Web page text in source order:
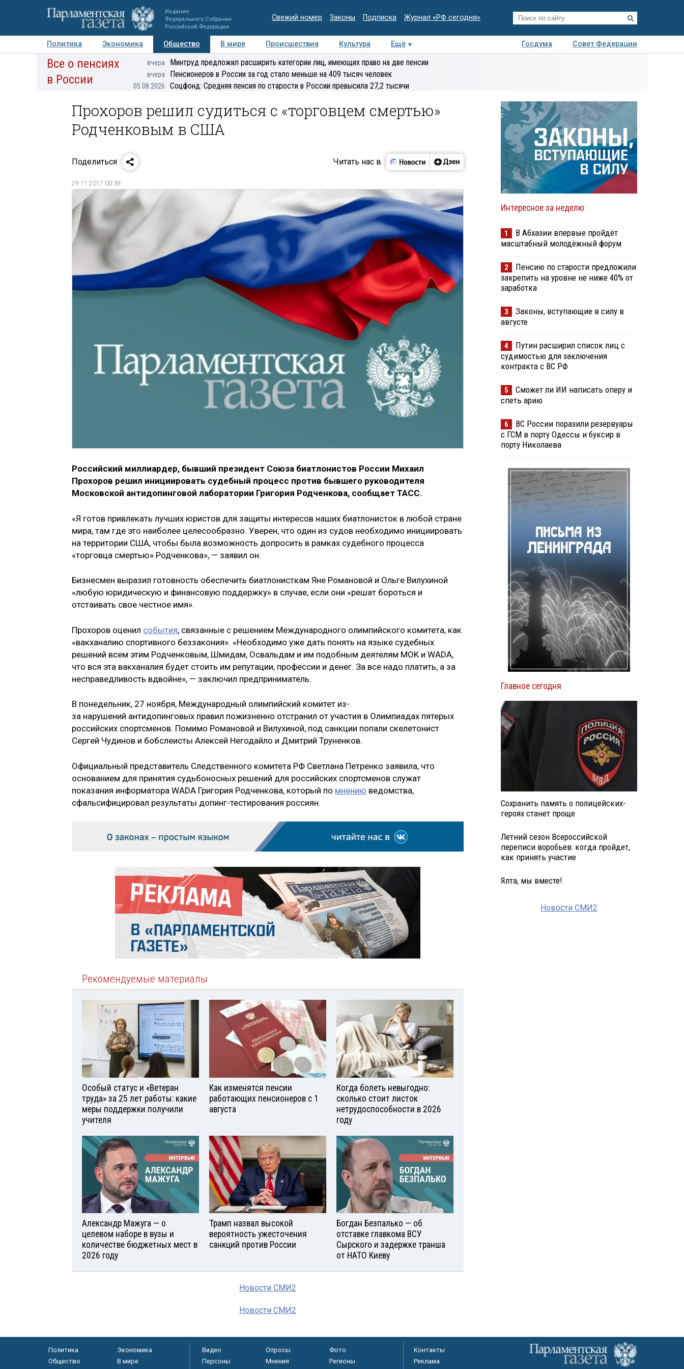
Издание
Федерального Собрания
Российской Федерации
Свежий номер Законы Подписка Журнал «РФ сегодня»
Политика Экономика Общество В мире Происшествия Культура Ещё Госдума
Совет Федерации
Авторы Персоны Мнения Регионы Медиацентр Интервью Колумнисты
Деловая
Все о пенсиях
в России
вчера Минтруд предложил расширить категории лиц, имеющих право на две пенсии
вчера Пенсионеров в России за год стало меньше на 409 тысяч человек
05.08.2026 Соцфонд: Средняя пенсия по старости в России превысила 27,2 тысячи
Прохоров решил судиться с «торговцем смертью»
Родченковым в США
Поделиться Читать нас в
29.11.2017 00:39
Российский миллиардер, бывший президент Союза биатлонистов России Михаил
Прохоров решил инициировать судебный процесс против бывшего руководителя
Московской антидопинговой лаборатории Григория Родченкова, сообщает ТАСС.
«Я готов привлекать лучших юристов для защиты интересов наших биатлонисток в любой стране
мира, там где это наиболее целесообразно. Уверен, что один из судов необходимо инициировать
на территории США, чтобы была возможность допросить в рамках судебного процесса
«торговца смертью» Родченкова», — заявил он.
Бизнесмен выразил готовность обеспечить биатлонисткам Яне Романовой и Ольге Вилухиной
«любую юридическую и финансовую поддержку» в случае, если они «решат бороться и
отстаивать свое честное имя».
Прохоров оценил события, связанные с решением Международного олимпийского комитета, как
«вакханалию спортивного беззакония». «Необходимо уже дать понять на языке судебных
решений всем этим Родченковым, Шмидам, Освальдам и им подобным деятелям MOK и WADA,
что вся эта вакханалия будет стоить им репутации, профессии и денег. За все надо платить, а за
несправедливость вдвойне», — заключил предприниматель.
В понедельник, 27 ноября, Международный олимпийский комитет из-
за нарушений антидопинговых правил пожизненно отстранил от участия в Олимпиадах пятерых
российских спортсменов. Помимо Романовой и Вилухиной, под санкции попали скелетонист
Сергей Чудинов и бобслеисты Алексей Негодайло и Дмитрий Труненков.
Официальный представитель Следственного комитета РФ Светлана Петренко заявила, что
основанием для принятия судьбоносных решений для российских спортсменов служат
показания информатора WADA Григория Родченкова, который по мнению ведомства,
сфальсифицировал результаты допинг-тестирования россиян.
Рекомендуемые материалы
Особый статус и «Ветеран
труда» за 25 лет работы: какие
меры поддержки получили
учителя
Как изменятся пенсии
работающих пенсионеров с 1
августа
Когда болеть невыгодно:
сколько стоит листок
нетрудоспособности в 2026
году
Александр Мажуга — о
целевом наборе в вузы и
количестве бюджетных мест в
2026 году
Трамп назвал высокой
вероятность ужесточения
санкций против России
Богдан Безпалько — об
отставке главкома ВСУ
Сырского и задержке транша
от НАТО Киеву
Новости СМИ2
Новости СМИ2
Интересное за неделю
1
В Абхазии впервые пройдёт
масштабный молодёжный форум
2
Пенсию по старости предложили
закрепить на уровне не ниже 40% от
заработка
3
Законы, вступающие в силу в
августе
4
Путин расширил список лиц с
судимостью для заключения
контракта с ВС РФ
5
Сможет ли ИИ написать оперу и
спеть арию
6
ВС России поразили резервуары
с ГСМ в порту Одессы и буксир в
порту Николаева
Главное сегодня
Сохранить память о полицейских-
героях станет проще
Летний сезон Всероссийской
переписи воробьев: когда пройдет,
как принять участие
Ялта, мы вместе!
Новости СМИ2
Политика
Экономика
Общество
В мире
Видео Опросы
Фото
Персоны
Мнения
Регионы
Контакты
Реклама